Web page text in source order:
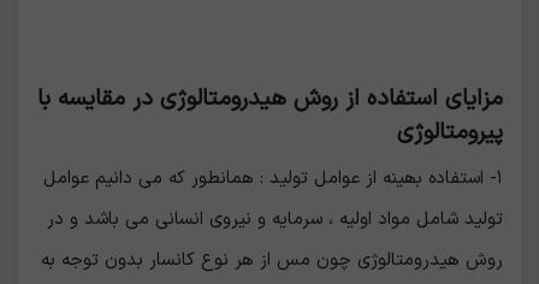
مزایای استفاده از روش ھیدرومتالوژی در مقایسه با
پیرومتالوژی
١- استفاده بھینه از عوامل تولید : ھمانطور که می دانیم عوامل
تولید شامل مواد اولیه ، سرمایه و نیروی انسانی می باشد و در
روش ھیدرومتالوژی چون مس از ھر نوع کانسار بدون توجه به